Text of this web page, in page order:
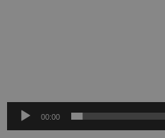
00:00